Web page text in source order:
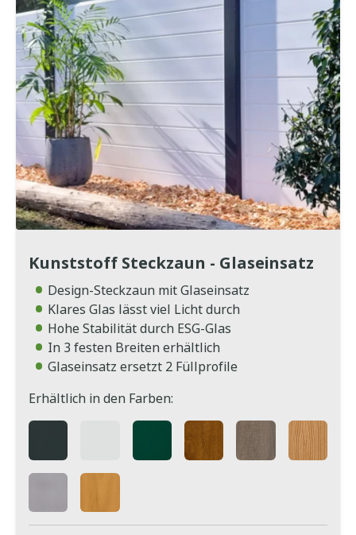
Kunststoff Steckzaun - Glaseinsatz
Design-Steckzaun mit Glaseinsatz
Klares Glas lässt viel Licht durch
Hohe Stabilität durch ESG-Glas
In 3 festen Breiten erhältlich
Glaseinsatz ersetzt 2 Füllprofile
Erhältlich in den Farben: